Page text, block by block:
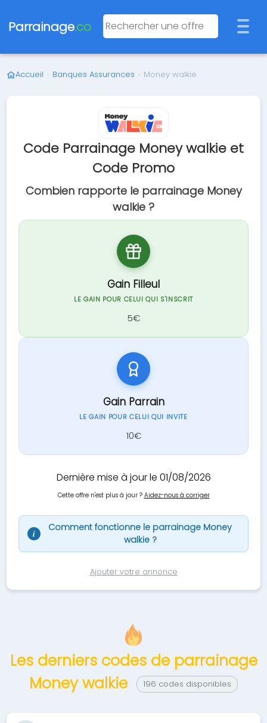
Parrainage.co
Accueil › Banques Assurances › Money walkie
Code Parrainage Money walkie et
Code Promo
Combien rapporte le parrainage Money
walkie ?
Gain Filleul
LE GAIN POUR CELUI QUI S'INSCRIT
5€
Gain Parrain
LE GAIN POUR CELUI QUI INVITE
10€
Dernière mise à jour le 01/08/2026
Cette offre n'est plus à jour ? Aidez-nous à corriger
i
Comment fonctionne le parrainage Money
walkie ?
Ajouter votre annonce
Les derniers codes de parrainage
Money walkie
196 codes disponibles